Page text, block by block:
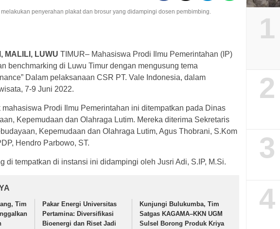
penyerahan plakat dan brosur yang didampingi dosen pembimbing.
MALILI, LUWU TIMUR– Mahasiswa Prodi Ilmu Pemerintahan (IP)
benchmarking di Luwu Timur dengan mengusung tema
Dalam pelaksanaan CSR PT. Vale Indonesia, dalam
7-9 Juni 2022.
Prodi Ilmu Pemerintahan ini ditempatkan pada Dinas
Kepemudaan dan Olahraga Lutim. Mereka diterima Sekretaris
Kepemudaan dan Olahraga Lutim, Agus Thobrani, S.Kom
Hendro Parbowo, ST.
di tempatkan di instansi ini didampingi oleh Jusri Adi, S.IP, M.Si.
Tim
Pakar Energi Universitas
Pertamina: Diversifikasi
Bioenergi dan Riset Jadi
Kunjungi Bulukumba, Tim
Satgas KAGAMA–KKN UGM
Sulsel Borong Produk Kriya
1
2
3
4